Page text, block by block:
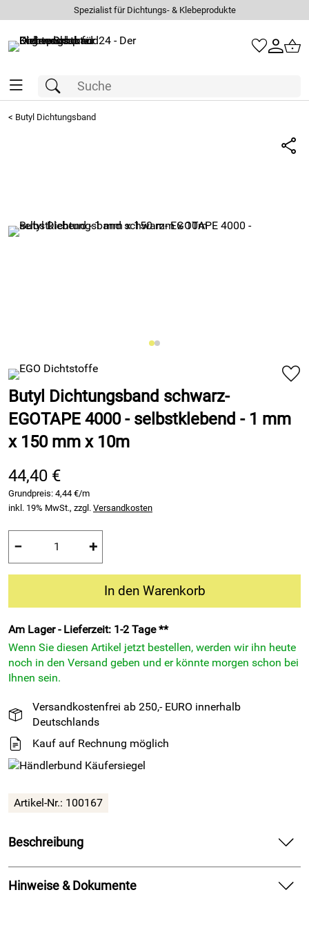
Spezialist für Dichtungs- & Klebeprodukte
< Butyl Dichtungsband
Butyl Dichtungsband schwarz-
EGOTAPE 4000 - selbstklebend - 1 mm
x 150 mm x 10m
44,40 €
Grundpreis: 4,44 €/m
inkl. 19% MwSt., zzgl. Versandkosten
− +
In den Warenkorb
Am Lager - Lieferzeit: 1-2 Tage **
Wenn Sie diesen Artikel jetzt bestellen, werden wir ihn heute
noch in den Versand geben und er könnte morgen schon bei
Ihnen sein.
Versandkostenfrei ab 250,- EURO innerhalb
Deutschlands
Kauf auf Rechnung möglich
Artikel-Nr.: 100167
Beschreibung
Butyl-Nageldichtband mit reißfester Spezialfolie - EGOTAPE
4000 - selbstklebend 1 mm x 150 mm x 10m - schwarz
Hinweise & Dokumente